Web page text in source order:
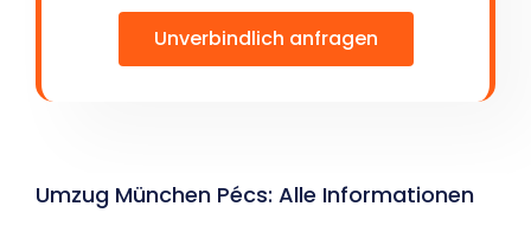
Unverbindlich anfragen
Umzug München Pécs: Alle Informationen